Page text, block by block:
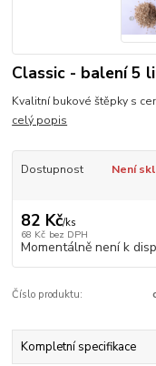
Classic - balení 5
Kvalitní bukové štěpky s
celý popis
Dostupnost Není
82 Kč/ks
68 Kč bez DPH
Momentálně není k
Číslo produktu:
Kompletní specifikace